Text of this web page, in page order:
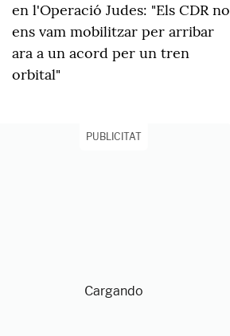
en l'Operació Judes: "Els CDR no
ens vam mobilitzar per arribar
ara a un acord per un tren
orbital"
PUBLICITAT